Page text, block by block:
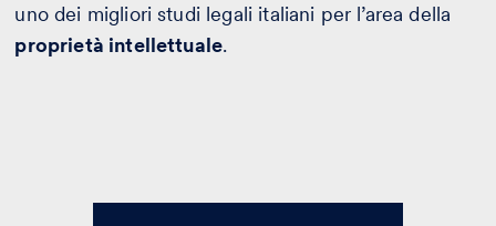
uno dei migliori studi legali italiani per l’area della
proprietà intellettuale.